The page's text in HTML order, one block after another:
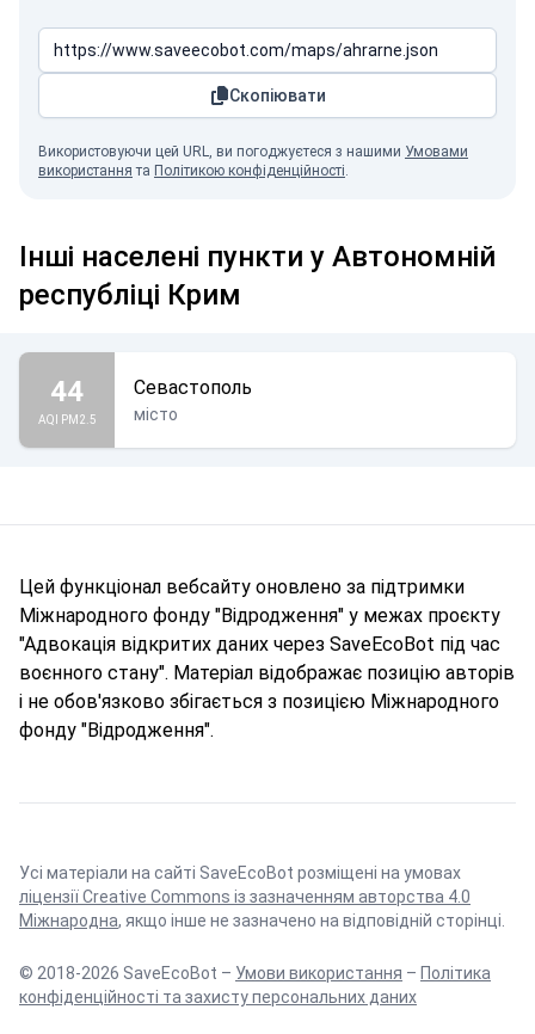
Скопіювати
Використовуючи цей URL, ви погоджуєтеся з нашими Умовами
використання та Політикою конфіденційності.
Інші населені пункти у Автономній
республіці Крим
44
AQI PM2.5
Севастополь
місто
Цей функціонал вебсайту оновлено за підтримки
Міжнародного фонду "Відродження" у межах проєкту
"Адвокація відкритих даних через SaveEcoBot під час
воєнного стану". Матеріал відображає позицію авторів
і не обов'язково збігається з позицією Міжнародного
фонду "Відродження".
Усі матеріали на сайті SaveEcoBot розміщені на умовах
ліцензії Creative Commons із зазначенням авторства 4.0
Міжнародна, якщо інше не зазначено на відповідній сторінці.
© 2018-2026 SaveEcoBot – Умови використання – Політика
конфіденційності та захисту персональних даних